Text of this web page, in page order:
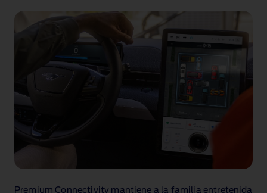
Premium Connectivity mantiene a la familia entretenida